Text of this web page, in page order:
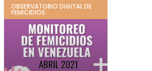
OBSERVATORIO DIGITAL DE
FEMICIDIOS